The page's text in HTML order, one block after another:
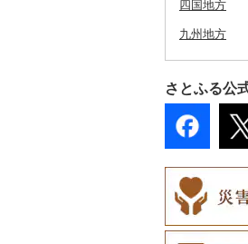
せたな町
旭川市
森町
稚内市
標津町
清里町
北斗市
留萌市
五戸町
藤崎町
六ヶ
東北町
三戸町
東通村
おい
岩手町
矢巾町
釜石市
野田村
普代村
一戸町
紫波町
色麻町
丸森町
大衡村
加美町
利府町
白石市
山元町
大潟村
横手市
能代市
小坂町
仙北市
井川町
三種町
山形県
村山市
尾花
上山市
河北町
酒田市
長井市
福島県
天栄村
広野町
鏡石町
須賀
棚倉町
つくば
稲敷市
潮来市
五霞町
北茨城
境町
牛久市
市貝町
塩谷町
上三
佐野市
真岡市
高根
栃木市
榛東村
下仁田
玉村町
安中市
川場村
昭和村
明和町
埼玉県
春日部
蕨市
戸田市
毛呂山
久喜市
川島町
千葉県
勝浦市
袖ケ浦
我孫子
長柄町
八千
東京都
八王子
日野市
昭島市
葛飾区
神奈川県
南足柄
松田町
中井町
弥彦村
阿賀町
出雲
魚沼市
佐渡市
燕市
関川村
射水市
氷見市
朝日町
高岡市
魚津市
砺波市
黒部市
石川県
羽咋市
七尾市
白山市
穴水町
輪島市
石川
福井県
美浜町
小浜市
越前町
若狭町
高浜町
山梨県
富士吉
甲斐市
山梨市
大月市
長野県
高森町
御代
青木村
岐阜県
養老町
池田町
静岡県
静岡市
愛知県
清須市
鈴鹿市
伊賀市
木曽
多気町
松阪市
桑名市
明和町
滋賀県
長浜市
高島市
草津市
近江
竜王町
湖南市
京都府
宮津市
伊根町
与謝野
福知
城陽市
大阪府
茨木市
豊能町
枚方市
泉佐
兵庫県
上郡町
神河町
太子町
奈良県
曽爾村
宇陀市
和歌山県
有田市
鳥取県
鳥取
米子市
大山町
琴浦町
日野町
北栄町
島根県
雲南市
海士町
津和野
飯南町
知夫村
岡山県
津山市
西粟倉
久米
新見市
広島県
安芸
世羅町
廿日
山口県
柳井市
山口
四国地方
徳島県
阿波市
牟岐町
那賀町
三好市
藍住町
香川県
高松市
直島町
さぬ
三豊市
愛媛県
今治市
鬼北町
八幡
高知県
香美市
芸西村
九州地方
福岡県
那珂川
添田町
大刀
苅田町
佐賀県
嬉野市
佐賀
江北町
長崎県
松浦市
諫早市
熊本県
湯前町
大分県
九重町
宮崎県
さとふる公